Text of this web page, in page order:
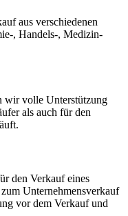
aus verschiedenen
, Handels-, Medizin-
wir volle Unterstützung
als auch für den
den Verkauf eines
Unternehmensverkauf
vor dem Verkauf und